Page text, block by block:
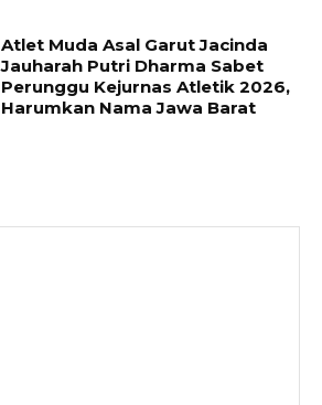
Atlet Muda Asal Garut Jacinda
Jauharah Putri Dharma Sabet
Perunggu Kejurnas Atletik 2026,
Harumkan Nama Jawa Barat